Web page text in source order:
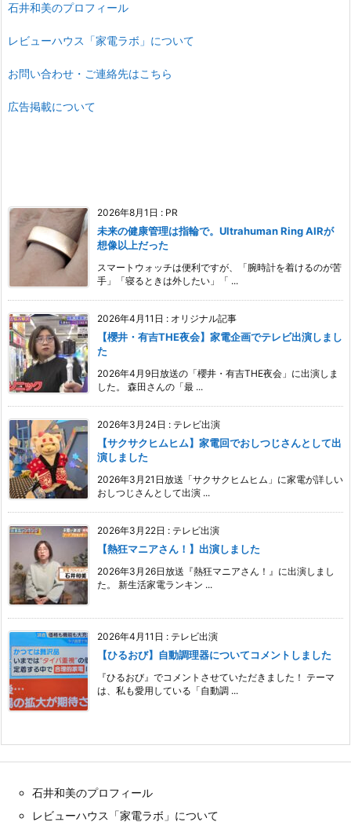
石井和美のプロフィール
レビューハウス「家電ラボ」について
お問い合わせ・ご連絡先はこちら
広告掲載について
2026年8月1日 : PR
未来の健康管理は指輪で。Ultrahuman Ring AIRが
想像以上だった
スマートウォッチは便利ですが、「腕時計を着けるのが苦
手」「寝るときは外したい」「 ...
2026年4月11日 : オリジナル記事
【櫻井・有吉THE夜会】家電企画でテレビ出演しまし
た
2026年4月9日放送の「櫻井・有吉THE夜会」に出演しま
した。 森田さんの「最 ...
2026年3月24日 : テレビ出演
【サクサクヒムヒム】家電回でおしつじさんとして出
演しました
2026年3月21日放送「サクサクヒムヒム」に家電が詳しい
おしつじさんとして出演 ...
2026年3月22日 : テレビ出演
【熱狂マニアさん！】出演しました
2026年3月26日放送『熱狂マニアさん！』に出演しまし
た。 新生活家電ランキン ...
2026年4月11日 : テレビ出演
【ひるおび】自動調理器についてコメントしました
『ひるおび』でコメントさせていただきました！ テーマ
は、私も愛用している「自動調 ...
石井和美のプロフィール
レビューハウス「家電ラボ」について